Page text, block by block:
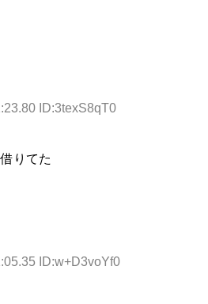
ID:3texS8qT0
りてた
ID:w+D3voYf0